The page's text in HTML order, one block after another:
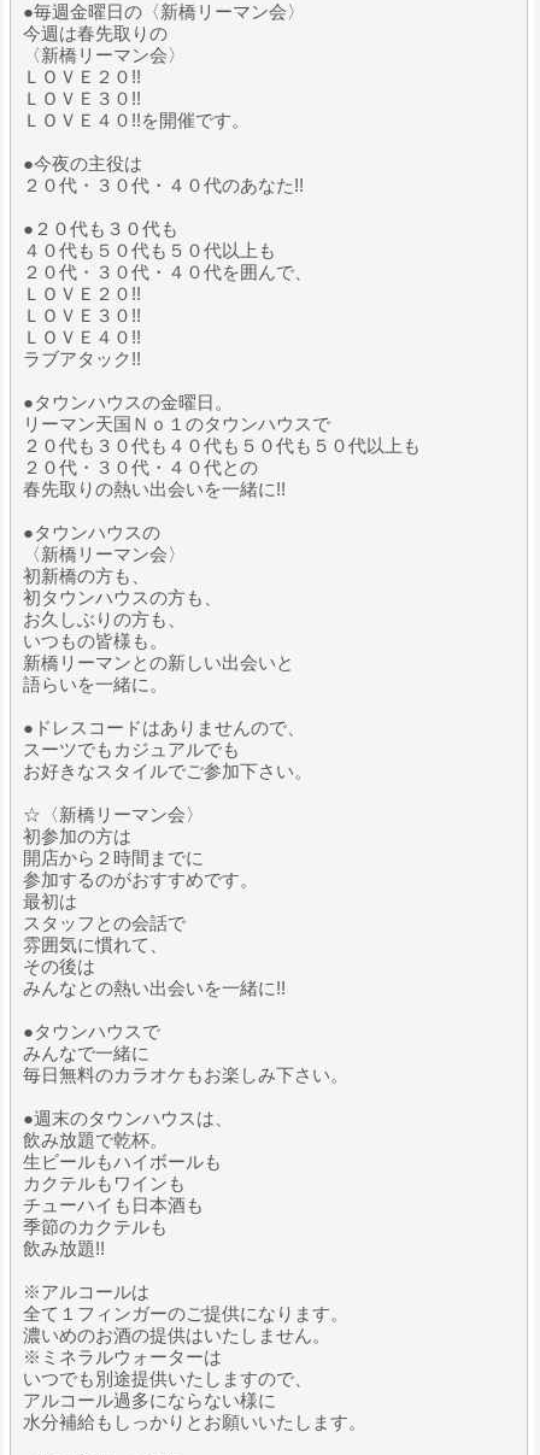
●毎週金曜日の〈新橋リーマン会〉
今週は春先取りの
〈新橋リーマン会〉
ＬＯＶＥ２０!!
ＬＯＶＥ３０!!
ＬＯＶＥ４０!!を開催です。
●今夜の主役は
２０代・３０代・４０代のあなた!!
●２０代も３０代も
４０代も５０代も５０代以上も
２０代・３０代・４０代を囲んで、
ＬＯＶＥ２０!!
ＬＯＶＥ３０!!
ＬＯＶＥ４０!!
ラブアタック!!
●タウンハウスの金曜日。
リーマン天国Ｎｏ１のタウンハウスで
２０代も３０代も４０代も５０代も５０代以上も
２０代・３０代・４０代との
春先取りの熱い出会いを一緒に!!
●タウンハウスの
〈新橋リーマン会〉
初新橋の方も、
初タウンハウスの方も、
お久しぶりの方も、
いつもの皆様も。
新橋リーマンとの新しい出会いと
語らいを一緒に。
●ドレスコードはありませんので、
スーツでもカジュアルでも
お好きなスタイルでご参加下さい。
☆〈新橋リーマン会〉
初参加の方は
開店から２時間までに
参加するのがおすすめです。
最初は
スタッフとの会話で
雰囲気に慣れて、
その後は
みんなとの熱い出会いを一緒に!!
●タウンハウスで
みんなで一緒に
毎日無料のカラオケもお楽しみ下さい。
●週末のタウンハウスは、
飲み放題で乾杯。
生ビールもハイボールも
カクテルもワインも
チューハイも日本酒も
季節のカクテルも
飲み放題!!
※アルコールは
全て１フィンガーのご提供になります。
濃いめのお酒の提供はいたしません。
※ミネラルウォーターは
いつでも別途提供いたしますので、
アルコール過多にならない様に
水分補給もしっかりとお願いいたします。